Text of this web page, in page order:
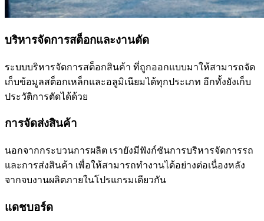
บริหารจัดการสต็อกและงานตัด
ระบบบริหารจัดการสต็อกสินค้า ที่ถูกออกแบบมาให้สามารถจัด
เก็บข้อมูลสต็อกเหล็กและอลูมิเนียมได้ทุกประเภท อีกทั้งยังเก็บ
ประวัติการตัดได้ด้วย
การจัดส่งสินค้า
นอกจากกระบวนการผลิต เรายังมีฟังก์ชันการบริหารจัดการรถ
และการส่งสินค้า เพื่อให้สามารถทำงานได้อย่างต่อเนื่องหลัง
จากจบงานผลิตภายในโปรแกรมเดียวกัน
แดชบอร์ด